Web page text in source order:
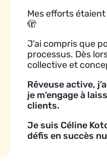
Mes efforts
🫣
J’ai compris que
processus. Dès
collective et
Rêveuse active,
je m’engage à
clients.
Je suis Céline
défis en succès